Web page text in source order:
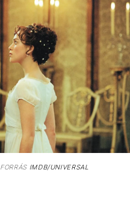
FORRÁSIMDB/UNIVERSAL